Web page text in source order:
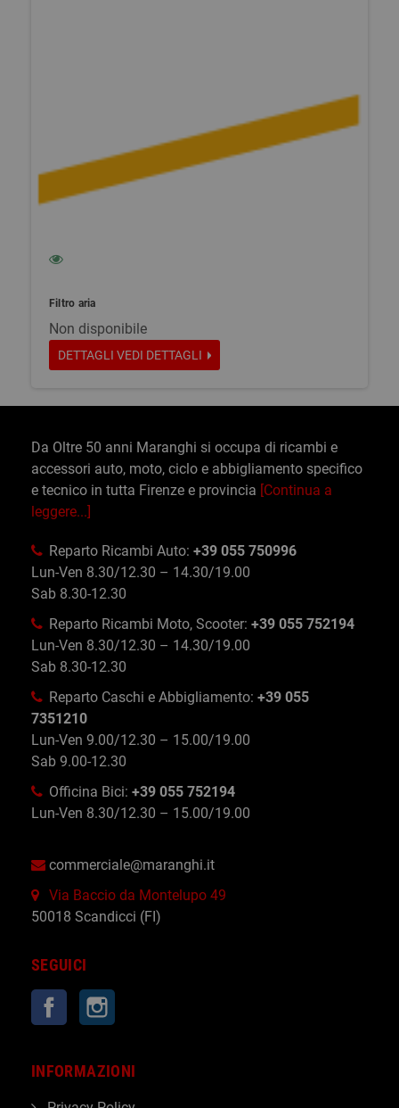
Filtro aria
Non disponibile
DETTAGLI VEDI DETTAGLI
Da Oltre 50 anni Maranghi si occupa di ricambi e
accessori auto, moto, ciclo e abbigliamento specifico
e tecnico in tutta Firenze e provincia [Continua a
leggere...]
Reparto Ricambi Auto: +39 055 750996
Lun-Ven 8.30/12.30 – 14.30/19.00
Sab 8.30-12.30
Reparto Ricambi Moto, Scooter: +39 055 752194
Lun-Ven 8.30/12.30 – 14.30/19.00
Sab 8.30-12.30
Reparto Caschi e Abbigliamento: +39 055
7351210
Lun-Ven 9.00/12.30 – 15.00/19.00
Sab 9.00-12.30
Officina Bici: +39 055 752194
Lun-Ven 8.30/12.30 – 15.00/19.00
commerciale@maranghi.it
Via Baccio da Montelupo 49
50018 Scandicci (FI)
SEGUICI
Facebook
INFORMAZIONI